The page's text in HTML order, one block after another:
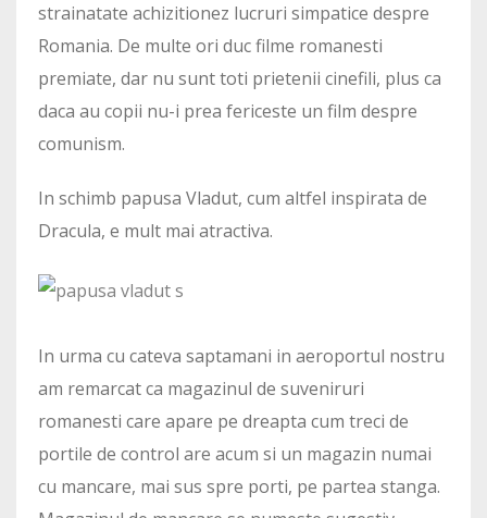
strainatate achizitionez lucruri simpatice despre
Romania. De multe ori duc filme romanesti
premiate, dar nu sunt toti prietenii cinefili, plus ca
daca au copii nu-i prea fericeste un film despre
comunism.
In schimb papusa Vladut, cum altfel inspirata de
Dracula, e mult mai atractiva.
In urma cu cateva saptamani in aeroportul nostru
am remarcat ca magazinul de suveniruri
romanesti care apare pe dreapta cum treci de
portile de control are acum si un magazin numai
cu mancare, mai sus spre porti, pe partea stanga.